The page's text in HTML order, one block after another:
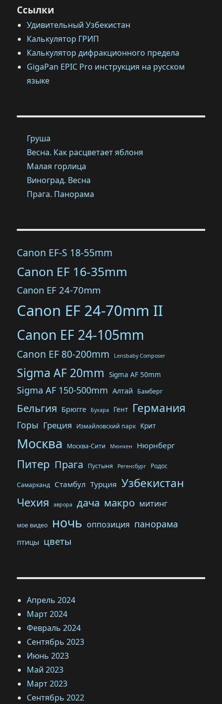
Ссылки
Удивительный Узбекистан
Калькулятор ГРИП
Калькулятор дифракционного предела
GigaPan EPIC Pro инструкция на русском
языке
Груша
Весна. Как расцветает яблоня
Малая горлица
Виноград. Весна
Прага. Панорама
Canon EF-S 18-55mm
Canon EF 16-35mm
Canon EF 24-70mm
Canon EF 24-70mm II
Canon EF 24-105mm
Canon EF 80-200mm Lensbaby Composer
Sigma AF 20mm Sigma AF 50mm
Sigma AF 150-500mm Алтай Бамберг
Бельгия Брюгге Бухара Гент Германия
Горы Греция Измайловский парк Крит
Москва Москва-Сити Мюнхен Нюрнберг
Питер Прага Пустыня Регенсбург Родос
Самарканд Стамбул Турция Узбекистан
Чехия аврора дача макро митинг
мое видео ночь оппозиция панорама
птицы цветы
Апрель 2024
Март 2024
Февраль 2024
Сентябрь 2023
Июнь 2023
Май 2023
Март 2023
Сентябрь 2022